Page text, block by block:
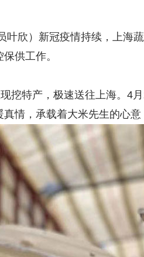
叶欣）新冠疫情持续，上海
供工作。
挖特产，极速送往上海。4
情，承载着大米先生的心意